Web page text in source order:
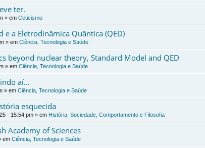
ter.
» em Ceticismo
e a Eletrodinâmica Quântica (QED)
» em Ciência, Tecnologia e Saúde
beyond nuclear theory, Standard Model and QED
» em Ciência, Tecnologia e Saúde
aí...
» em Ciência, Tecnologia e Saúde
esquecida
- 15:54 pm » em História, Sociedade, Comportamento e Filosofia
Academy of Sciences
em Ciência, Tecnologia e Saúde